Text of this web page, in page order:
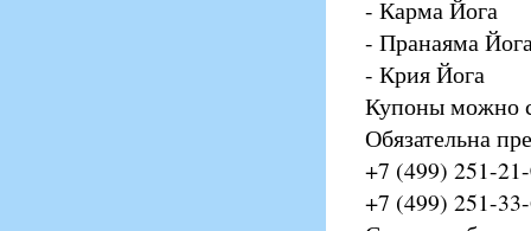
- Карма Йога
- Пранаяма
- Крия Йога
Купоны можно
Обязательна
+7 (499) 251-
+7 (499) 251-